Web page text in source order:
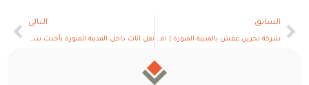
السابق
شركة تخزين عفش بالمدينة المنورة | امجاد المدينة لتخزين ونقل الأثاث بأمان
التالي
نقل اثاث داخل المدينة المنورة بأحدث سيارات النقل والتغليف الاحترافي